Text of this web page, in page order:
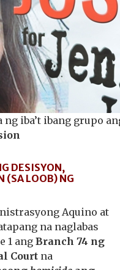
iba’t ibang grupo
DESISYON,
(SA LOOB) NG
Aquino at
na naglabas
1 ang Branch 74 ng
Court na